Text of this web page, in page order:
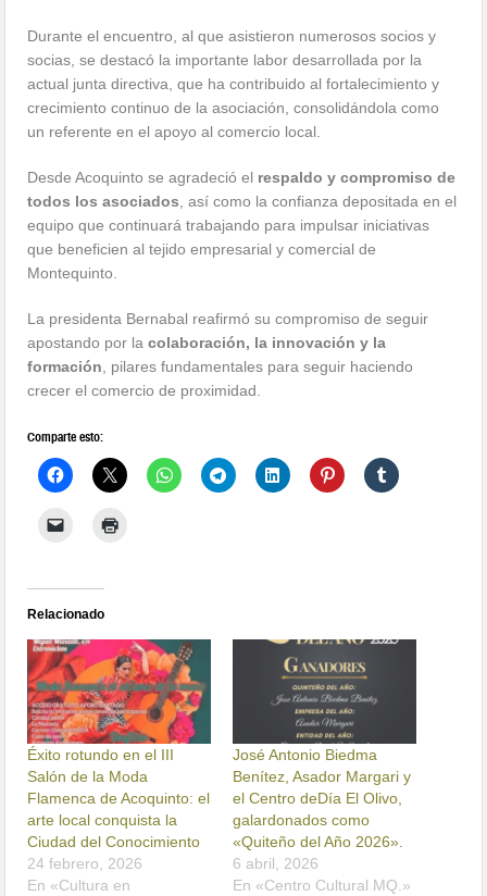
Durante el encuentro, al que asistieron numerosos socios y
socias, se destacó la importante labor desarrollada por la
actual junta directiva, que ha contribuido al fortalecimiento y
crecimiento continuo de la asociación, consolidándola como
un referente en el apoyo al comercio local.
Desde Acoquinto se agradeció el respaldo y compromiso de
todos los asociados , así como la confianza depositada en el
equipo que continuará trabajando para impulsar iniciativas
que beneficien al tejido empresarial y comercial de
Montequinto.
La presidenta Bernabal reafirmó su compromiso de seguir
apostando por lacolaboración, la innovación y la
formación , pilares fundamentales para seguir haciendo
crecer el comercio de proximidad.
Comparte esto:
Relacionado
Éxito rotundo en el III
Salón de la Moda
Flamenca de Acoquinto: el
arte local conquista la
Ciudad del Conocimiento
24 febrero, 2026
En «Cultura en
José Antonio Biedma
Benítez, Asador Margari y
el Centro deDía El Olivo,
galardonados como
«Quiteño del Año 2026».
6 abril, 2026
En «Centro Cultural MQ.»